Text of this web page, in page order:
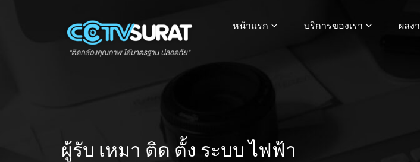
หน้าแรก บริการของเรา ผลง
ผู้รับ เหมา ติด ตั้ง ระบบ ไฟฟ้า